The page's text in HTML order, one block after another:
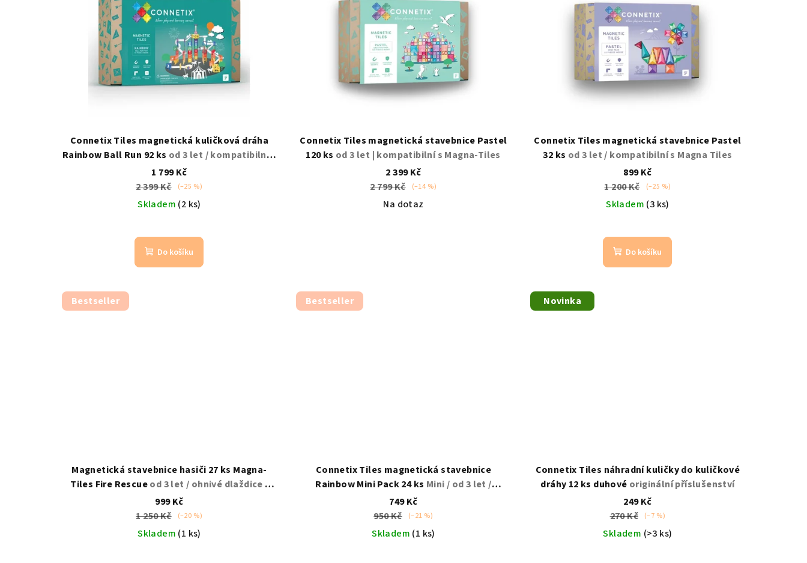
Connetix Tiles magnetická kuličková dráha
Rainbow Ball Run 92 ks od 3 let / kompatibilní s
MAGNA-TILES
1 799 Kč
2 399 Kč
(–25 %)
Skladem (2 ks)
Do košíku
Connetix Tiles magnetická stavebnice Pastel
120 ks od 3 let | kompatibilní s Magna-Tiles
2 399 Kč
2 799 Kč
(–14 %)
Na dotaz
Connetix Tiles magnetická stavebnice Pastel
32 ks od 3 let / kompatibilní s Magna Tiles
899 Kč
1 200 Kč
(–25 %)
Skladem (3 ks)
Do košíku
Bestseller
Magnetická stavebnice hasiči 27 ks Magna-
Tiles Fire Rescueod 3 let / ohnivé dlaždice /
hasiči
999 Kč
1 250 Kč
(–20 %)
Skladem (1 ks)
Bestseller
Connetix Tiles magnetická stavebnice
Rainbow Mini Pack 24 ks Mini / od 3 let /
kompatibilní s Magna Tiles
749 Kč
950 Kč
(–21 %)
Skladem (1 ks)
Novinka
Connetix Tiles náhradní kuličky do kuličkové
dráhy 12 ks duhové originální příslušenství
249 Kč
270 Kč (–7 %)
Skladem (>3 ks)